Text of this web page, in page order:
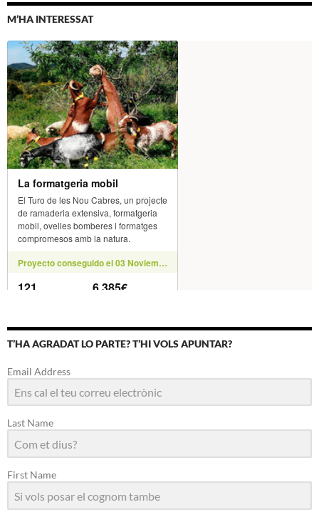
M’HA INTERESSAT
T’HA AGRADAT LO PARTE? T’HI VOLS APUNTAR?
Email Address
Last Name
First Name